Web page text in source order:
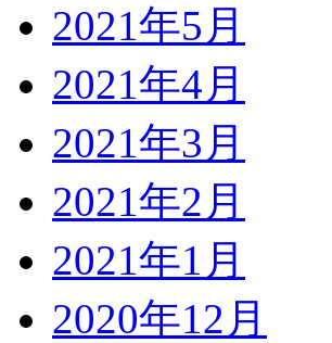
2021年5月
2021年4月
2021年3月
2021年2月
2021年1月
2020年12月